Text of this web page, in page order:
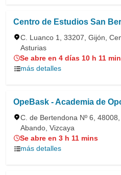
Centro de Estudios San
C. Luanco 1, 33207, Gijón,
Asturias
Se abre en 4 días 10 h 11
más detalles
OpeBask - Academia de
C. de Bertendona Nº 6, 48008,
Abando, Vizcaya
Se abre en 3 h 11 mins
más detalles